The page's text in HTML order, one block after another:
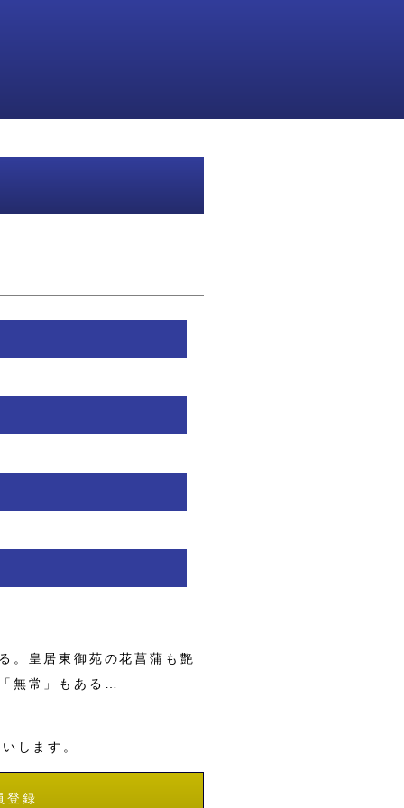
。皇居東御苑の花菖蒲も艶
無常」もある…
します。
登録